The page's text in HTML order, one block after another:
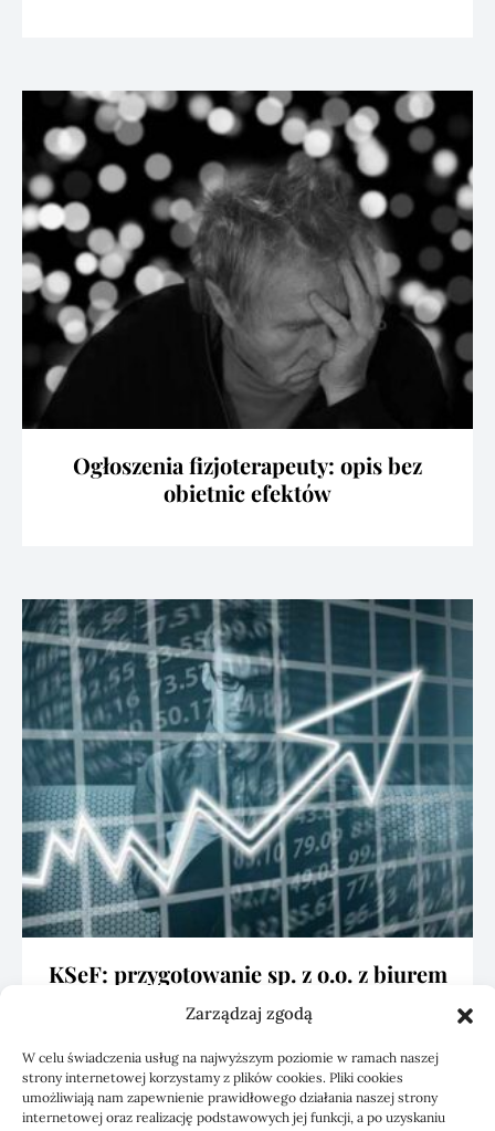
Zarządzaj zgodą
W celu świadczenia usług na najwyższym poziomie w ramach naszej
strony internetowej korzystamy z plików cookies. Pliki cookies
umożliwiają nam zapewnienie prawidłowego działania naszej strony
internetowej oraz realizację podstawowych jej funkcji, a po uzyskaniu
Ogłoszenia fizjoterapeuty: opis bez
obietnic efektów
KSeF: przygotowanie sp. z o.o. z biurem
rachunkowym